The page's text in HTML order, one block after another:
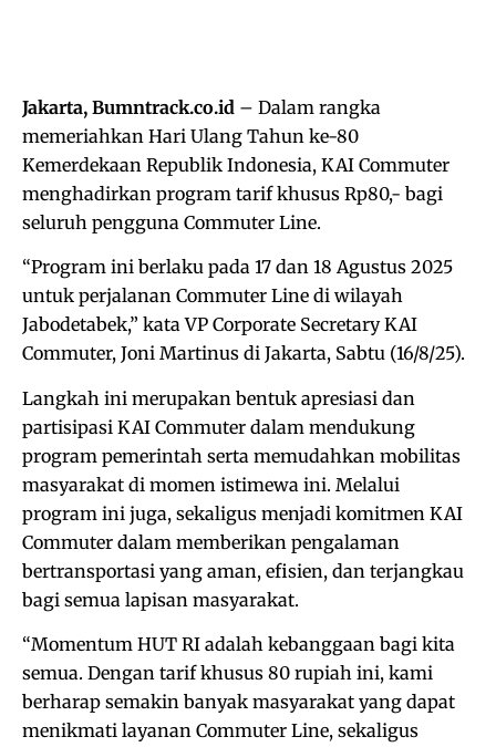
Jakarta, Bumntrack.co.id – Dalam rangka
memeriahkan Hari Ulang Tahun ke-80
Kemerdekaan Republik Indonesia, KAI Commuter
menghadirkan program tarif khusus Rp80,- bagi
seluruh pengguna Commuter Line.
“Program ini berlaku pada 17 dan 18 Agustus 2025
untuk perjalanan Commuter Line di wilayah
Jabodetabek,” kata VP Corporate Secretary KAI
Commuter, Joni Martinus di Jakarta, Sabtu (16/8/25).
Langkah ini merupakan bentuk apresiasi dan
partisipasi KAI Commuter dalam mendukung
program pemerintah serta memudahkan mobilitas
masyarakat di momen istimewa ini. Melalui
program ini juga, sekaligus menjadi komitmen KAI
Commuter dalam memberikan pengalaman
bertransportasi yang aman, efisien, dan terjangkau
bagi semua lapisan masyarakat.
“Momentum HUT RI adalah kebanggaan bagi kita
semua. Dengan tarif khusus 80 rupiah ini, kami
berharap semakin banyak masyarakat yang dapat
menikmati layanan Commuter Line, sekaligus